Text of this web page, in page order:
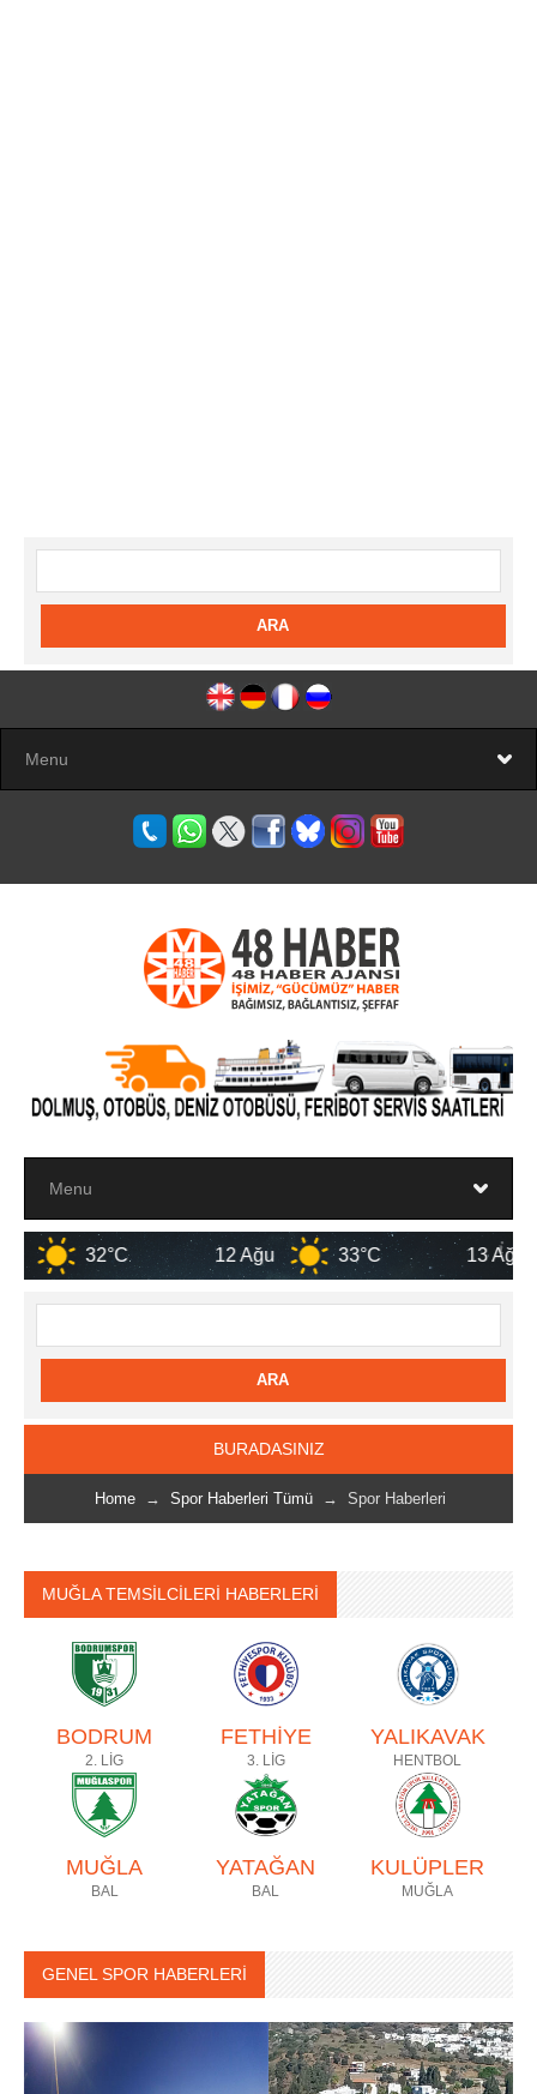
12 Ağu 33°C 13 Ağu 33°C
BURADASINIZ
Home → Spor Haberleri Tümü → Spor Haberleri
MUĞLA TEMSİLCİLERİ HABERLERİ
BODRUM
2. LİG
FETHİYE
3. LİG
YALIKAVAK
HENTBOL
MUĞLA
BAL
YATAĞAN
BAL
KULÜPLER
MUĞLA
GENEL SPOR HABERLERİ